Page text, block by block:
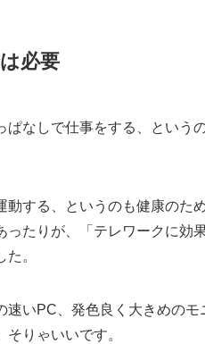
必要
なしで仕事をする、という
する、というのも健康のた
たりが、「テレワークに効
。
いPC、発色良く大きめの
りゃいいです。